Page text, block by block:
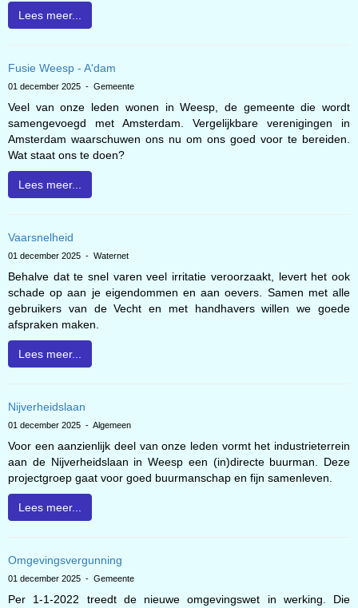
Lees meer...
Fusie Weesp - A'dam
01 december 2025 - Gemeente
Veel van onze leden wonen in Weesp, de gemeente die wordt
samengevoegd met Amsterdam. Vergelijkbare verenigingen in
Amsterdam waarschuwen ons nu om ons goed voor te bereiden.
Wat staat ons te doen?
Lees meer...
Vaarsnelheid
01 december 2025 - Waternet
Behalve dat te snel varen veel irritatie veroorzaakt, levert het ook
schade op aan je eigendommen en aan oevers. Samen met alle
gebruikers van de Vecht en met handhavers willen we goede
afspraken maken.
Lees meer...
Nijverheidslaan
01 december 2025 - Algemeen
Voor een aanzienlijk deel van onze leden vormt het industrieterrein
aan de Nijverheidslaan in Weesp een (in)directe buurman. Deze
projectgroep gaat voor goed buurmanschap en fijn samenleven.
Lees meer...
Omgevingsvergunning
01 december 2025 - Gemeente
Per 1-1-2022 treedt de nieuwe omgevingswet in werking. Die